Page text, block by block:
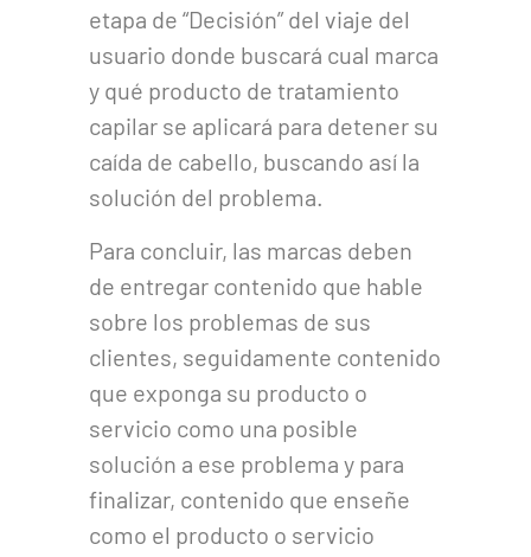
etapa de “Decisión” del viaje del
usuario donde buscará cual marca
y qué producto de tratamiento
capilar se aplicará para detener su
caída de cabello, buscando así la
solución del problema.
Para concluir, las marcas deben
de entregar contenido que hable
sobre los problemas de sus
clientes, seguidamente contenido
que exponga su producto o
servicio como una posible
solución a ese problema y para
finalizar, contenido que enseñe
como el producto o servicio